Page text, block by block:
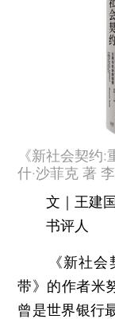
《新社会契约
什·沙菲克 著
文｜王建
书评人
《新社会契
带》的作者米
曾是世界银行